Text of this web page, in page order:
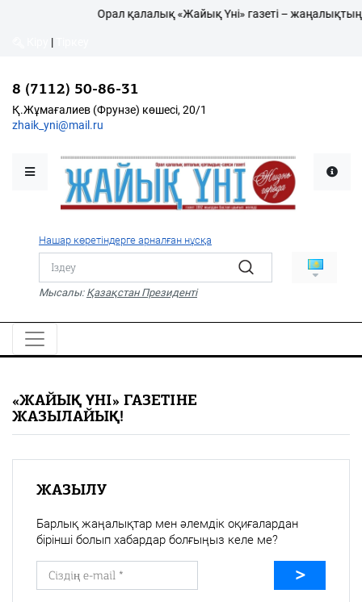
Қалалықтар қаперіне
Қоғам
Дені сау ұлт
Спорт
Жалын
PDF
«Жайық үні» — 33 жыл
Каталог
Қ.Жұмағалиев (Фрунзе)
Орал қалалық «Жайық Үні» газеті – жаңалықтың
|
8 (7112) 50-86-31
Қ.Жұмағалиев (Фрунзе) көшесі, 20/1
zhaik_yni@mail.ru
Нашар көретіндерге арналған нұсқа
Мысалы: Қазақстан Президенті
«ЖАЙЫҚ ҮНІ» ГАЗЕТІНЕ
ЖАЗЫЛАЙЫҚ!
ЖАЗЫЛУ
Барлық жаңалықтар мен әлемдік оқиғалардан
бірінші болып хабардар болғыңыз келе ме?